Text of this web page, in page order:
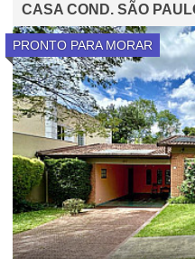
CASA COND. SÃO
PRONTO PARA MORAR